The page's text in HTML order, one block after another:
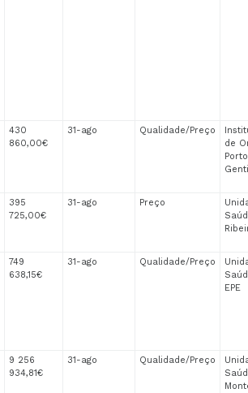
430
860,00€
31-ago Qualidade/Preço
de
395
725,00€
31-ago Preço
749
638,15€
31-ago Qualidade/Preço
EPE
9 256
934,81€
31-ago Qualidade/Preço